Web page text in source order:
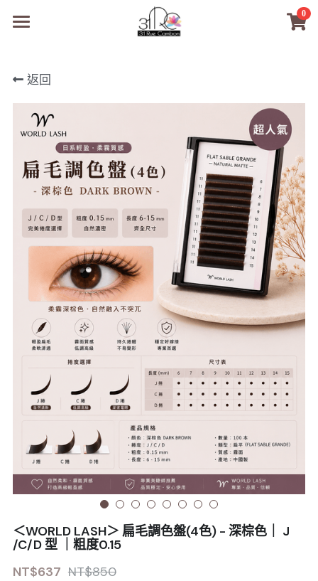
0
商品
所有商品分類
PreMedi眼部護理
PreMedi眼部護理
數位電子書
經典單根圓毛
超值購物金
WL睫毛
小紅書款
扁毛調色
日式扁毛
極細睫毛
W型睫毛
彩色睫毛
WORLDLASH
睫毛黑膠
睫毛前處裡
睫毛卸除
睫毛提拉
睫毛夾子
睫毛周邊
睫毛保養
Sale睫毛
絕版彩睫
絕版扁毛
絕版圓毛
絕版W型
日本OMD美甲品牌
轉頭凝膠
凝膠筆刷
凝膠機器
修甲磨棒
檢定商品
商材選購
品牌開店包
OEM訂製
技術課程
最新文章
教學教室
NEA睫毛協會
搜索
繁體中文
繁體中文
註冊/登入
返回
＜WORLD LASH＞ 扁毛調色盤(4色) - 深棕色｜ J
/C/D 型 ｜粗度0.15
NT$637 NT$850
×
商品分類
所有商品分類